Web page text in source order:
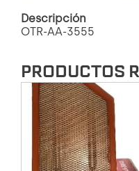
Descripción
OTR-AA-3555
PRODUCTOS